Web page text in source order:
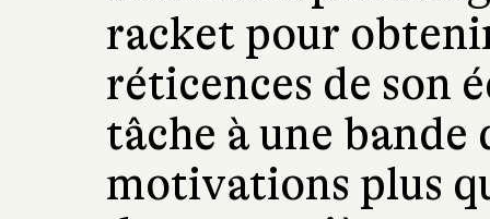
racket pour
réticences de son
tâche à une bande
motivations plus